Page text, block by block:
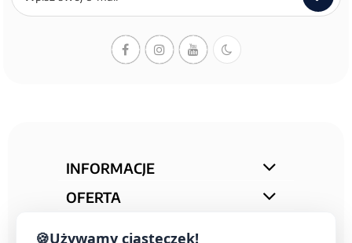
newslettera
INFORMACJE
OFERTA
🍪Używamy ciasteczek!